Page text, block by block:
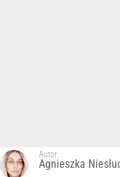
Autor:
Agnieszka